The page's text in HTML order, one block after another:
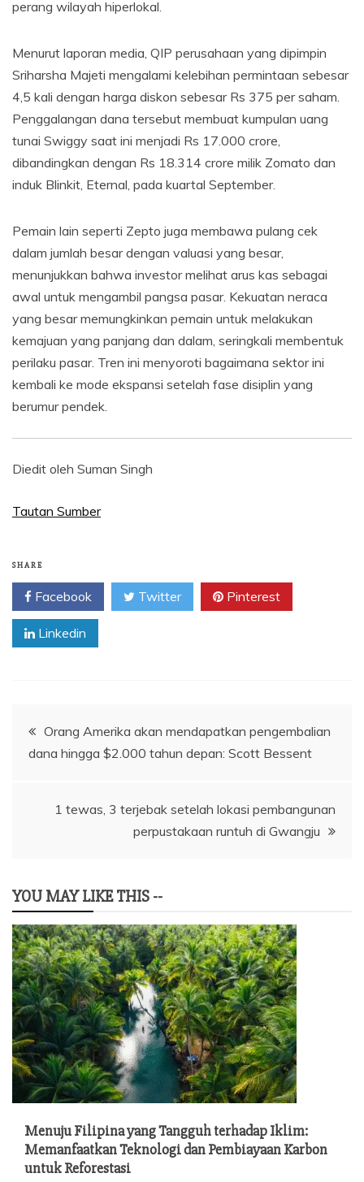
perang wilayah hiperlokal.
Menurut laporan media, QIP perusahaan yang dipimpin
Sriharsha Majeti mengalami kelebihan permintaan sebesar
4,5 kali dengan harga diskon sebesar Rs 375 per saham.
Penggalangan dana tersebut membuat kumpulan uang
tunai Swiggy saat ini menjadi Rs 17.000 crore,
dibandingkan dengan Rs 18.314 crore milik Zomato dan
induk Blinkit, Eternal, pada kuartal September.
Pemain lain seperti Zepto juga membawa pulang cek
dalam jumlah besar dengan valuasi yang besar,
menunjukkan bahwa investor melihat arus kas sebagai
awal untuk mengambil pangsa pasar. Kekuatan neraca
yang besar memungkinkan pemain untuk melakukan
kemajuan yang panjang dan dalam, seringkali membentuk
perilaku pasar. Tren ini menyoroti bagaimana sektor ini
kembali ke mode ekspansi setelah fase disiplin yang
berumur pendek.
Diedit oleh Suman Singh
Tautan Sumber
SHARE
Facebook Twitter Pinterest
Linkedin
Navigasi
pos
Orang Amerika akan mendapatkan pengembalian
dana hingga $2.000 tahun depan: Scott Bessent
1 tewas, 3 terjebak setelah lokasi pembangunan
perpustakaan runtuh di Gwangju
YOU MAY LIKE THIS --
Menuju Filipina yang Tangguh terhadap Iklim:
Memanfaatkan Teknologi dan Pembiayaan Karbon
untuk Reforestasi